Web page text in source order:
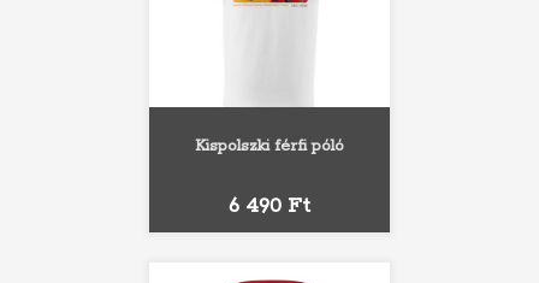
Kispolszki férfi póló
Ár
6 490 Ft